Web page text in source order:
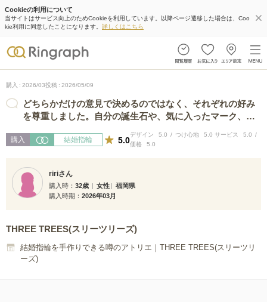
Cookieの利用について
当サイトはサービス向上のためCookieを利用しています。以降ページ遷移した場合は、Coo
kie利用に同意したことになります。 詳しくはこちら
購入 2026/03投稿 2026/05/09
どちらかだけの意見で決めるのではなく、それぞれの好み
を尊重しました。自分の誕生石や、気に入ったマーク、お
購入 結婚指輪 5.0
デザイン 5.0 つけ心地 5.0 サービス
5.0
価格
5.0
ririさん
購入時 32歳 女性
福岡県
購入時期
2026年03月
THREE TREES(スリーツリーズ)
結婚指輪を手作りできる噂のアトリエ｜THREE TREES(スリーツリ
ーズ)